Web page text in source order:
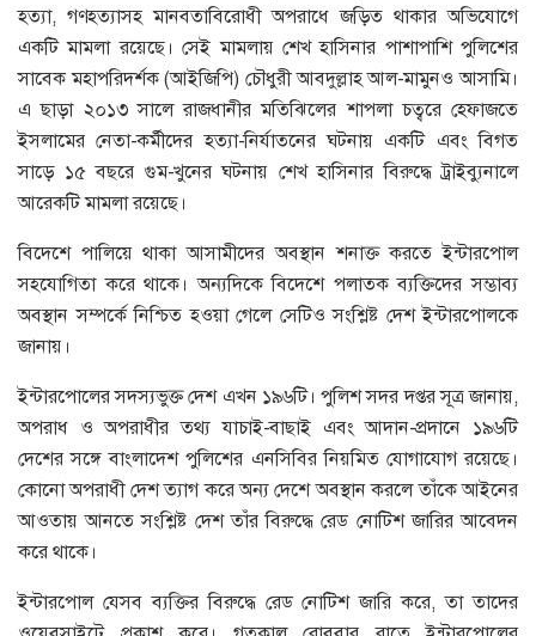
হত্যা, গণহত্যাসহ মানবতাবিরোধী অপরাধে জড়িত থাকার অভিযোগে
একটি মামলা রয়েছে। সেই মামলায় শেখ হাসিনার পাশাপাশি পুলিশের
সাবেক মহাপরিদর্শক (আইজিপি) চৌধুরী আবদুল্লাহ আল-মামুনও আসামি।
এ ছাড়া ২০১৩ সালে রাজধানীর মতিঝিলের শাপলা চত্বরে হেফাজতে
ইসলামের নেতা-কর্মীদের হত্যা-নির্যাতনের ঘটনায় একটি এবং বিগত
সাড়ে ১৫ বছরে গুম-খুনের ঘটনায় শেখ হাসিনার বিরুদ্ধে ট্রাইব্যুনালে
আরেকটি মামলা রয়েছে।
বিদেশে পালিয়ে থাকা আসামীদের অবস্থান শনাক্ত করতে ইন্টারপোল
সহযোগিতা করে থাকে। অন্যদিকে বিদেশে পলাতক ব্যক্তিদের সম্ভাব্য
অবস্থান সম্পর্কে নিশ্চিত হওয়া গেলে সেটিও সংশ্লিষ্ট দেশ ইন্টারপোলকে
জানায়।
ইন্টারপোলের সদস্যভুক্ত দেশ এখন ১৯৬টি। পুলিশ সদর দপ্তর সূত্র জানায়,
অপরাধ ও অপরাধীর তথ্য যাচাই-বাছাই এবং আদান-প্রদানে ১৯৬টি
দেশের সঙ্গে বাংলাদেশ পুলিশের এনসিবির নিয়মিত যোগাযোগ রয়েছে।
কোনো অপরাধী দেশ ত্যাগ করে অন্য দেশে অবস্থান করলে তাঁকে আইনের
আওতায় আনতে সংশ্লিষ্ট দেশ তাঁর বিরুদ্ধে রেড নোটিশ জারির আবেদন
করে থাকে।
ইন্টারপোল যেসব ব্যক্তির বিরুদ্ধে রেড নোটিশ জারি করে, তা তাদের